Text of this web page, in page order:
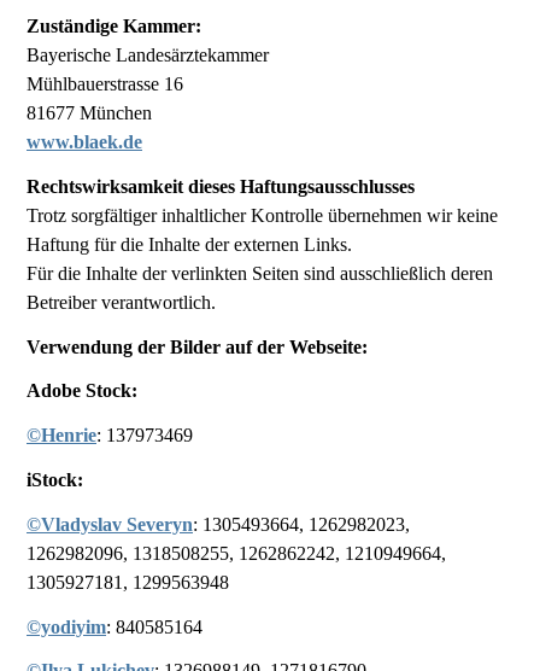
Zuständige Kammer:
Bayerische Landesärztekammer
Mühlbauerstrasse 16
81677 München
www.blaek.de
Rechtswirksamkeit dieses Haftungsausschlusses
Trotz sorgfältiger inhaltlicher Kontrolle übernehmen wir keine
Haftung für die Inhalte der externen Links.
Für die Inhalte der verlinkten Seiten sind ausschließlich deren
Betreiber verantwortlich.
Verwendung der Bilder auf der Webseite:
Adobe Stock:
©Henrie: 137973469
iStock:
©Vladyslav Severyn: 1305493664, 1262982023,
1262982096, 1318508255, 1262862242, 1210949664,
1305927181, 1299563948
©yodiyim: 840585164